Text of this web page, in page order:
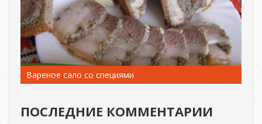
Вареное сало со специями
ПОСЛЕДНИЕ КОММЕНТАРИИ